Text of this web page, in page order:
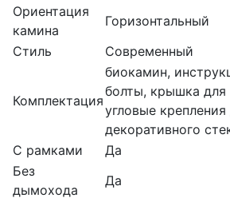
Ориентация
камина
Горизонтальный
Стиль
Современный
Комплектация
биокамин,
болты, крышка для
угловые крепления
декоративного
С рамками
Да
Без
дымохода
Да